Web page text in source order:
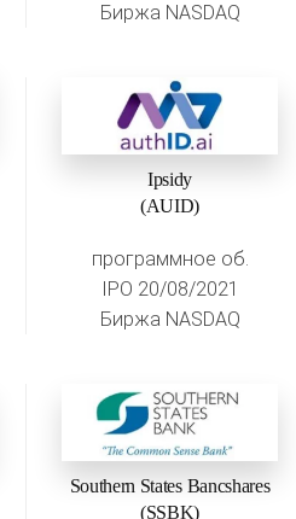
Биржа NASDAQ
Ipsidy
(AUID)
программное об.
IPO 20/08/2021
Биржа NASDAQ
Southern States Bancshares
(SSBK)